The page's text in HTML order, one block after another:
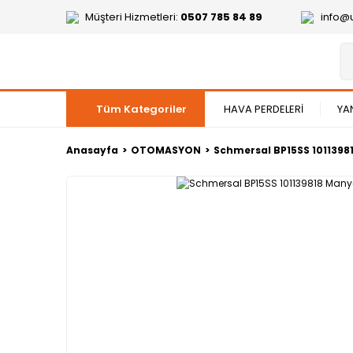
Müşteri Hizmetleri: 0507 785 84 89
Tüm Kategoriler HAVA PERDELERİ
Anasayfa OTOMASYON Schmersal BP15SS